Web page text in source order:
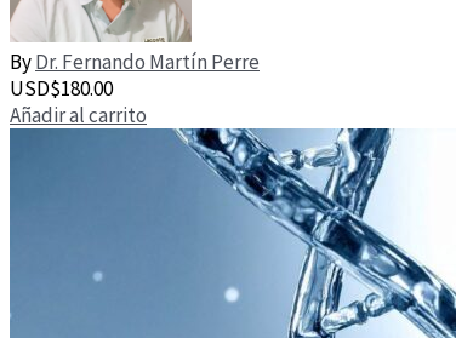
ByDr. Fernando Martín Perre
USD$180.00
Añadir al carrito